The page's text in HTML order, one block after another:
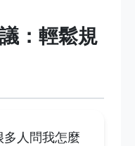
：輕鬆規
人問我怎麼